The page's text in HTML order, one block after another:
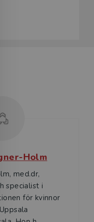
Holm
med.dr,
specialist i
för kvinnor